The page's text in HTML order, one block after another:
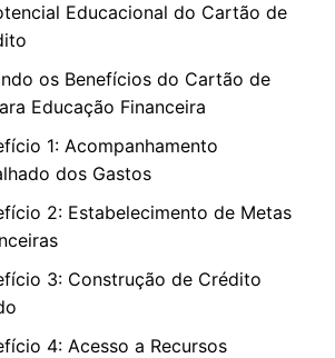
Educacional do Cartão de
os Benefícios do Cartão de
Educação Financeira
1: Acompanhamento
dos Gastos
2: Estabelecimento de Metas
3: Construção de Crédito
4: Acesso a Recursos